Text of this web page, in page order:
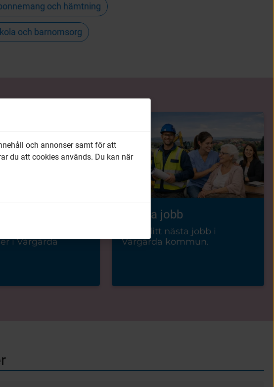
och hämtning
och barnomsorg
i Vårgårda
Lediga jobb
Hitta ditt nästa jobb i
Vårgårda kommun.
och annonser samt för att
du att cookies används. Du kan när